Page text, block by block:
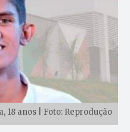
18 anos | Foto: Reprodução